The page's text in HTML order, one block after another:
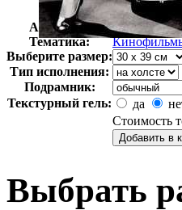
Автор:
Неизвестно
Арт-стиль
Ретро-
Тематика:
Выберите размер:
Тип исполнения:
Подрамник:
Текстурный гель:
да
Стоимость
Выбрать